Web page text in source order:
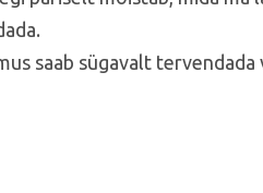
saab sügavalt tervendada